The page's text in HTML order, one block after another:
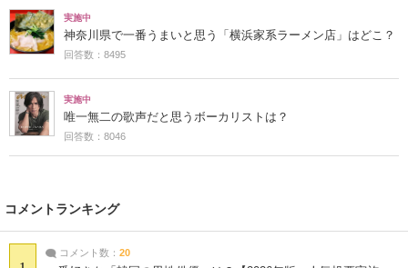
実施中
神奈川県で一番うまいと思う「横浜家系ラーメン店」はどこ？
回答数：8495
実施中
唯一無二の歌声だと思うボーカリストは？
回答数：8046
コメントランキング
コメント数： 20